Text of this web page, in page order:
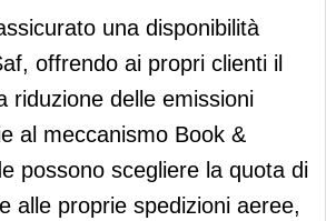
una disponibilità
offrendo ai propri clienti il
riduzione delle emissioni
al meccanismo Book &
possono scegliere la quota di
alle proprie spedizioni aeree,